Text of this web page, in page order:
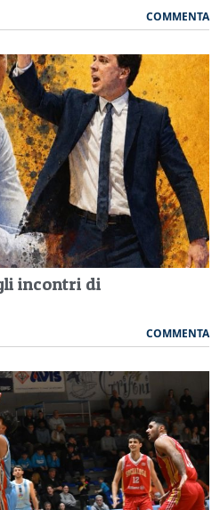
COMMENTA
incontri di
COMMENTA